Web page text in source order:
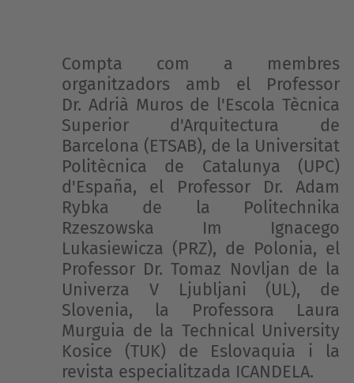
Compta com a membres
organitzadors amb el Professor
Dr. Adrià Muros de l'Escola Tècnica
Superior d'Arquitectura de
Barcelona (ETSAB), de la Universitat
Politècnica de Catalunya (UPC)
d'España, el Professor Dr. Adam
Rybka de la Politechnika
Rzeszowska Im Ignacego
Lukasiewicza (PRZ), de Polonia, el
Professor Dr. Tomaz Novljan de la
Univerza V Ljubljani (UL), de
Slovenia, la Professora Laura
Murguia de la Technical University
Kosice (TUK) de Eslovaquia i la
revista especialitzada ICANDELA.